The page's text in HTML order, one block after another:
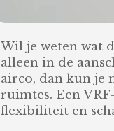
Wil je weten wat
alleen in de
airco, dan kun je
ruimtes. Een
flexibiliteit en